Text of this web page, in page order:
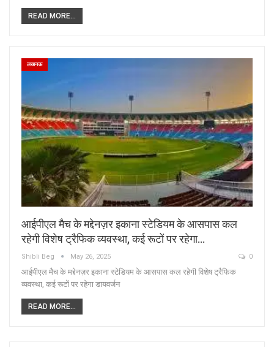
READ MORE...
लखनऊ
आईपीएल मैच के मद्देनज़र इकाना स्टेडियम के आसपास कल
रहेगी विशेष ट्रैफिक व्यवस्था, कई रूटों पर रहेगा…
Shibli Beg May 26, 2025 0
आईपीएल मैच के मद्देनज़र इकाना स्टेडियम के आसपास कल रहेगी विशेष ट्रैफिक
व्यवस्था, कई रूटों पर रहेगा डायवर्जन
READ MORE...